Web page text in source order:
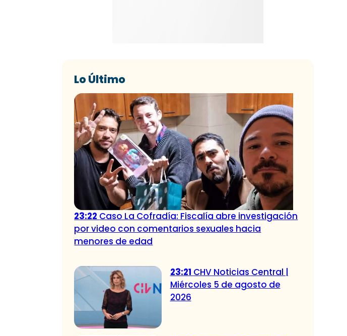
Lo Último
23:22 Caso La Cofradía: Fiscalía abre investigación
por video con comentarios sexuales hacia
menores de edad
23:21 CHV Noticias Central |
Miércoles 5 de agosto de
2026